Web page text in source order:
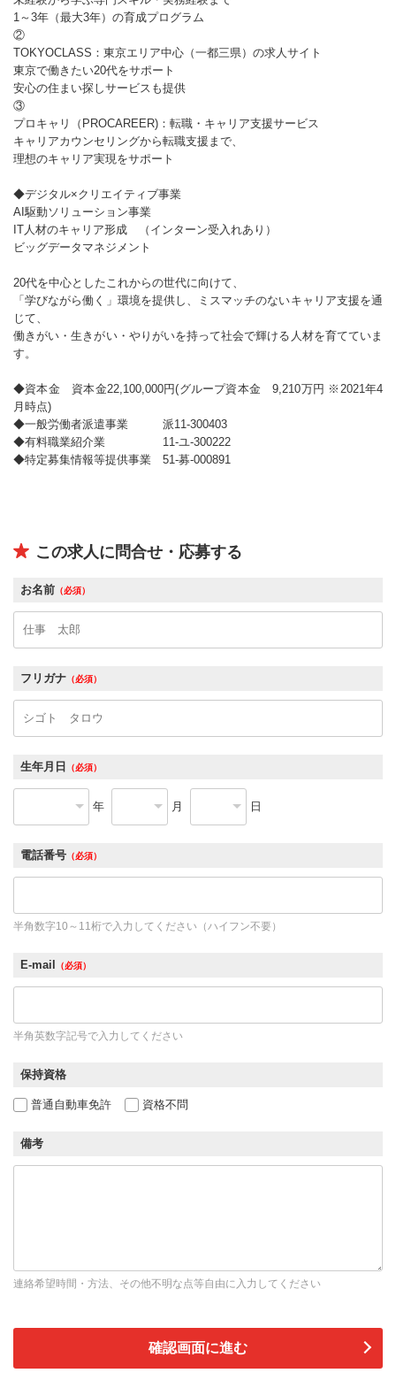
1～3年（最大3年）の育成プログラム
②
TOKYOCLASS：東京エリア中心（一都三県）の求人サイト
東京で働きたい20代をサポート
安心の住まい探しサービスも提供
③
プロキャリ（PROCAREER)：転職・キャリア支援サービス
キャリアカウンセリングから転職支援まで、
理想のキャリア実現をサポート
◆デジタル×クリエイティブ事業
AI駆動ソリューション事業
IT人材のキャリア形成 （インターン受入れあり）
ビッグデータマネジメント
20代を中心としたこれからの世代に向けて、
「学びながら働く」環境を提供し、ミスマッチのないキャリア支援を通
じて、
働きがい・生きがい・やりがいを持って社会で輝ける人材を育てていま
す。
◆資本金 資本金22,100,000円(グループ資本金 9,210万円 ※2021年4
月時点)
◆一般労働者派遣事業 派11-300403
◆有料職業紹介業 11-ユ-300222
◆特定募集情報等提供事業 51-募-000891
この求人に問合せ・応募する
お名前 （必須）
フリガナ （必須）
生年月日 （必須）
年 月 日
電話番号 （必須）
半角数字10～11桁で入力してください（ハイフン不要）
E-mail （必須）
半角英数字記号で入力してください
保持資格
普通自動車免許 資格不問
備考
連絡希望時間・方法、その他不明な点等自由に入力してください